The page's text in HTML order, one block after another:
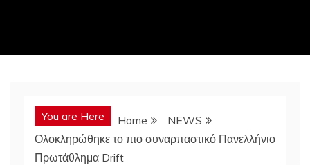
You are Here Home
NEWS
Ολοκληρώθηκε το πιο συναρπαστικό Πανελλήνιο
Πρωτάθλημα Drift